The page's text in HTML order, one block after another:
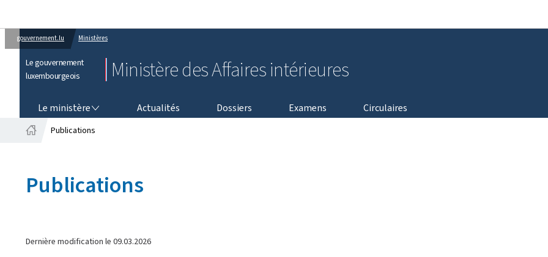
gouvernement.lu Ministères
Le gouvernement
luxembourgeois
Ministère des Affaires intérieures
Le ministère Actualités Dossiers Examens
Circulaires
Publications
Publications
Dernière modification le 09.03.2026